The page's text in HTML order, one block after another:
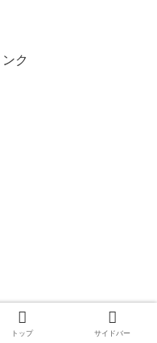
ク
トップ サイドバー